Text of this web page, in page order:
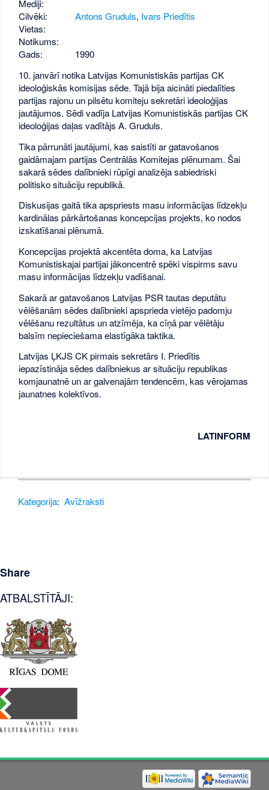
Mediji:
Cilvēki:
Antons Gruduls, Ivars Priedītis
Vietas:
Notikums:
Gads:
1990
10. janvārī notika Latvijas Komunistiskās partijas CK
ideoloģiskās komisijas sēde. Tajā bija aicināti piedalīties
partijas rajonu un pilsētu komiteju sekretāri ideoloģijas
jautājumos. Sēdi vadīja Latvijas Komunistiskās partijas CK
ideoloģijas daļas vadītājs A. Gruduls.
Tika pārrunāti jautājumi, kas saistīti ar gatavošanos
gaidāmajam partijas Centrālās Komitejas plēnumam. Šai
sakarā sēdes dalībnieki rūpīgi analizēja sabiedriski
politisko situāciju republikā.
Diskusijas gaitā tika apspriests masu informācijas līdzekļu
kardinālas pārkārtošanas koncepcijas projekts, ko nodos
izskatīšanai plēnumā.
Koncepcijas projektā akcentēta doma, ka Latvijas
Komunistiskajai partijai jākoncentrē spēki vispirms savu
masu informācijas līdzekļu vadīšanai.
Sakarā ar gatavošanos Latvijas PSR tautas deputātu
vēlēšanām sēdes dalībnieki apsprieda vietējo padomju
vēlēšanu rezultātus un atzīmēja, ka cīņā par vēlētāju
balsīm nepieciešama elastīgāka taktika.
Latvijas ĻKJS CK pirmais sekretārs I. Priedītis
iepazīstināja sēdes dalībniekus ar situāciju republikas
komjaunatnē un ar galvenajām tendencēm, kas vērojamas
jaunatnes kolektīvos.
LATINFORM
Kategorija: Avīžraksti
Share
ATBALSTĪTĀJI: